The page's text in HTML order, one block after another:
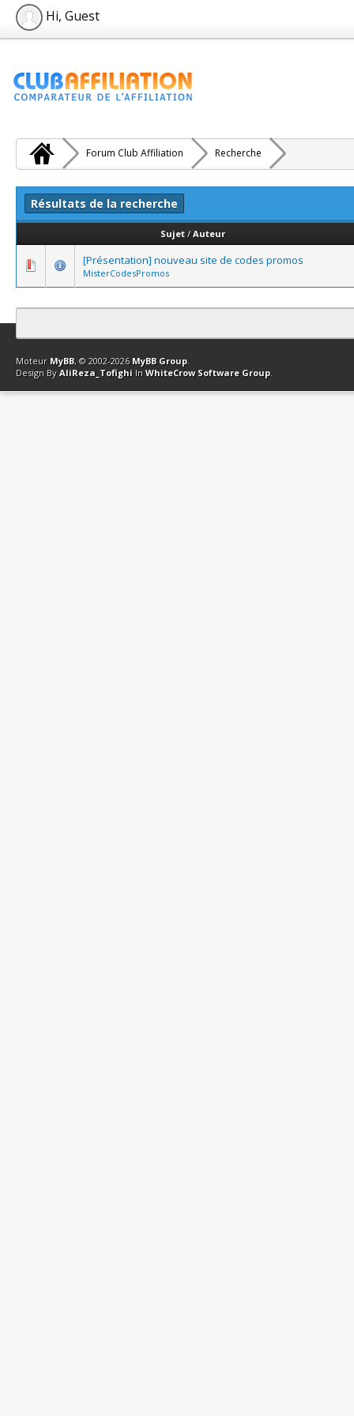
Hi, Guest
Forum Club Affiliation Recherche
Résultats de la recherche
Sujet / Auteur
[Présentation] nouveau site de codes promos
MisterCodesPromos
Contact Club Affiliation Retourner en haut Version bas-débit
Moteur MyBB, © 2002-2026 MyBB Group.
Design By AliReza_Tofighi In WhiteCrow Software Group.